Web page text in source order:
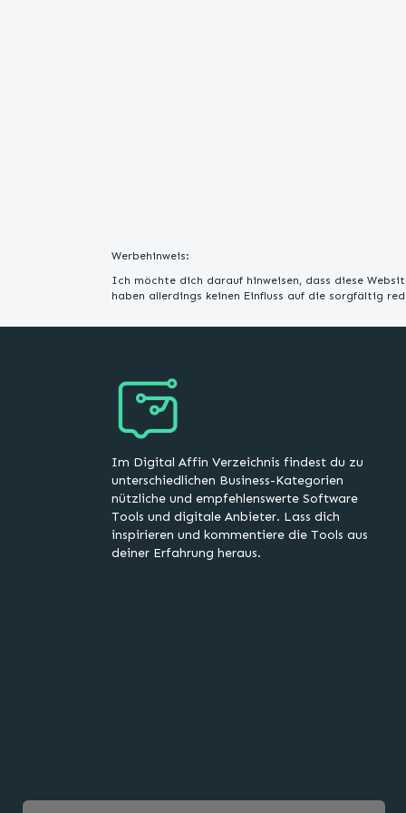
Werbehinweis:
Ich möchte dich darauf hinweisen, dass diese
haben allerdings keinen Einfluss auf die sorgfältig
Im Digital Affin Verzeichnis findest du zu
unterschiedlichen Business-Kategorien
nützliche und empfehlenswerte Software
Tools und digitale Anbieter. Lass dich
inspirieren und kommentiere die Tools aus
deiner Erfahrung heraus.